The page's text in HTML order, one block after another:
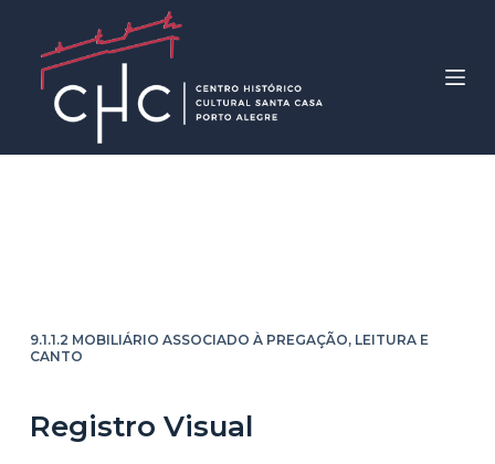
o9.1.1.2 MOBILIÁRIO ASSOCIADO À PREGAÇÃO, LEITURA E
CANTO
Registro Visual